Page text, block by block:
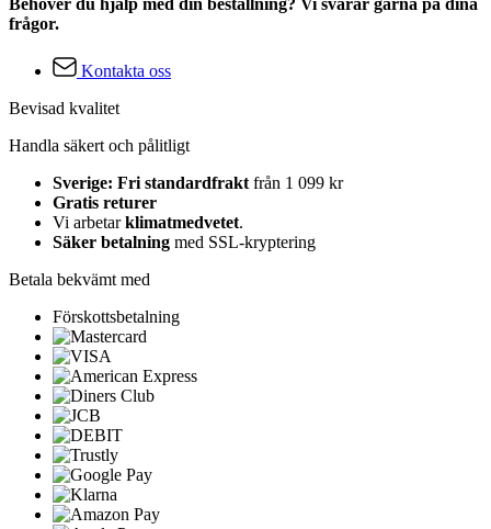
Behöver du hjälp med din beställning? Vi svarar gärna på dina
frågor.
Kontakta oss
Bevisad kvalitet
Handla säkert och pålitligt
Sverige: Fri standardfraktfrån 1 099 kr
Gratis returer
Vi arbetarklimatmedvetet.
Säker betalning med SSL-kryptering
Betala bekvämt med
Förskottsbetalning